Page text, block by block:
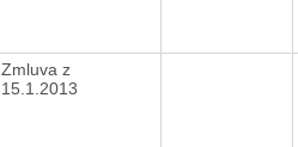
Zmluva z
15.1.2013